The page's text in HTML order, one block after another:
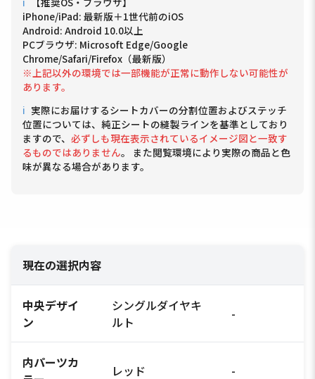
iPhone/iPad: 最新版＋1世代前のiOS
Android: Android 10.0以上
PCブラウザ: Microsoft Edge/Google
Chrome/Safari/Firefox（最新版）
※上記以外の環境では一部機能が正常に動作しない可能性が
あります。
ℹ 実際にお届けするシートカバーの分割位置およびステッチ
位置については、純正シートの縫製ラインを基準としており
ますので、 必ずしも現在表示されているイメージ図と一致す
るものではありません。 また閲覧環境により実際の商品と色
味が異なる場合があります。
現在の選択内容
中央デザイ
ン
シングルダイヤキ
ルト
-
内パーツカ
レッド -